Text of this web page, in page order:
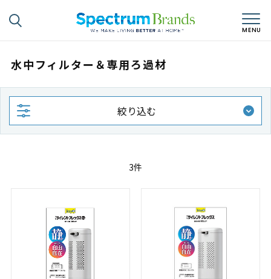
水中フィルター＆専用ろ過材
絞り込む
3件